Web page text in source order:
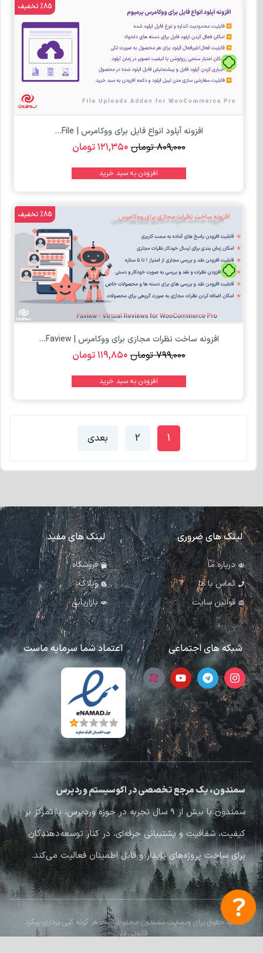
تومان
%85 تخفیف
افزونه آپلود انواع فایل برای ووکامرس | File...
۸۰۹,۰۰۰ تومان۱۲۱,۳۵۰تومان
افزودن به سبد خرید
تومان
%85 تخفیف
افزونه ساخت نظرات مجازی برای ووکامرس | Faview...
۷۹۹,۰۰۰ تومان۱۱۹,۸۵۰تومان
افزودن به سبد خرید
1
2 بعدی
لینک های ضروری
درباره ما
تماس با ما
قوانین سایت
لینک های مفید
فروشگاه
وبلاگ
بازاریابی
شبکه های اجتماعی اعتماد شما سرمایه ماست
سمندون، یک مرجع تخصصی در اکوسیستم وردپرس
سمندون با بیش از ۹ سال تجربه در حوزه وردپرس، با تمرکز بر
کیفیت، شفافیت و پشتیبانی حرفه‌ای، در کنار توسعه‌دهندگان
برای ساخت پروژه‌های پایدار و قابل اطمینان فعالیت می‌کند.
کلیه حقوق برای وبسایت سمندون محفوظ است هر گونه کپی برداری پیگرد
قانونی دارد